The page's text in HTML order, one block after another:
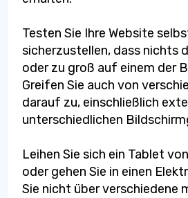
Testen Sie Ihre Website
sicherzustellen, dass nichts
oder zu groß auf einem der
Greifen Sie auch von
darauf zu, einschließlich
unterschiedlichen
Leihen Sie sich ein Tablet
oder gehen Sie in einen
Sie nicht über verschiedene